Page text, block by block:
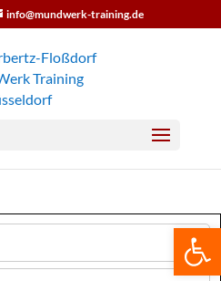
info@mundwerk-training.de